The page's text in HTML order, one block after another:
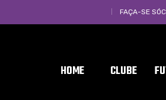
FAÇA-SE
HOME CLUBE